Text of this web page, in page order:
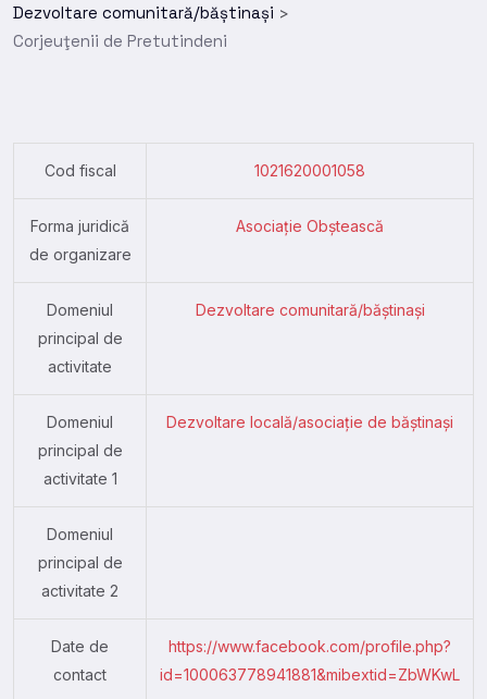
Dezvoltare comunitară/băștinași >
Corjeuţenii de Pretutindeni
Cod fiscal 1021620001058
Forma juridică
de organizare
Asociație Obștească
Domeniul
principal de
activitate
Dezvoltare comunitară/băștinași
Domeniul
principal de
activitate 1
Dezvoltare locală/asociație de băștinași
Domeniul
principal de
activitate 2
Date de
contact
https://www.facebook.com/profile.php?
id=100063778941881&mibextid=ZbWKwL